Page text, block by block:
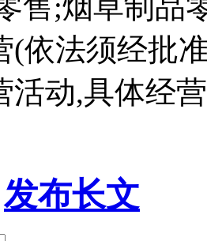
(依法须经批
活动,具体经
发布长文